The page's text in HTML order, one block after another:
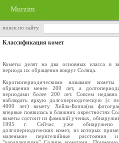
Murzim
поиск по сайту
Классификация комет
Кометы делят на два основных класса в
периода их обращения вокруг Солнца.
Короткопериодическими называют
обращения менее 200 лет, а
периодами более 200 лет. Совсем
наблюдать яркую долгопериодическую (с
4000 лет) комету Хейла-Боппа(на
впервые появилась в ближних окрестностях
кометы состоит из фамилий ученых,
1995 г. Сейчас уже обнаружено
долгопериодических комет, из которых
маленькие перигелийные расстояния